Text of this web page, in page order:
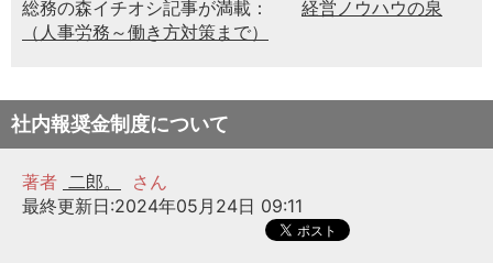
総務の森イチオシ記事が満載：
経営ノウハウの泉
（人事労務～働き方対策まで）
社内報奨金制度について
著者 二郎。
さん
最終更新日:2024年05月24日 09:11